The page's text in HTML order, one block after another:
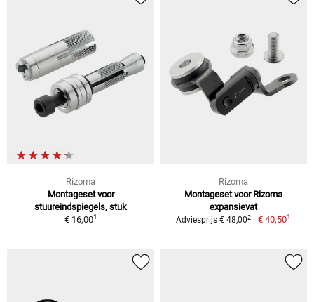
Rizoma
Montageset voor
stuureindspiegels, stuk
€ 16,001
Rizoma
Montageset voor Rizoma
expansievat
Adviesprijs € 48,002 € 40,501